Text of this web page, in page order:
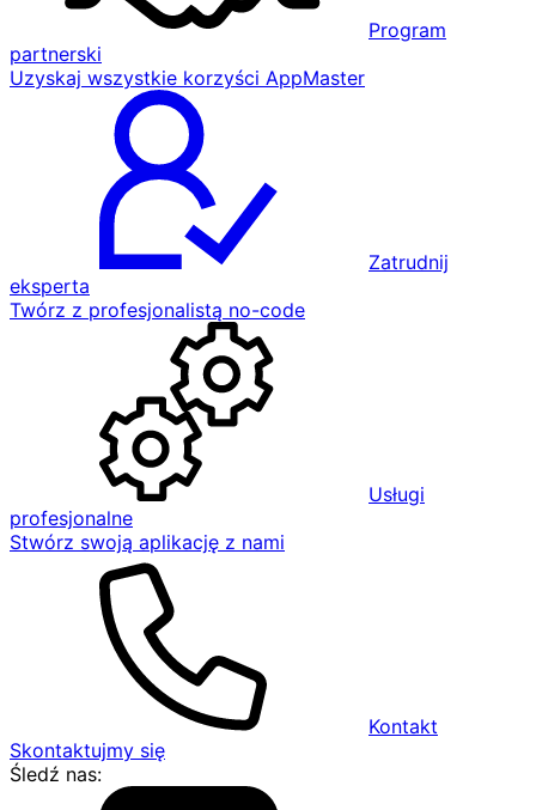
Program
partnerski
Uzyskaj wszystkie korzyści AppMaster
Zatrudnij
eksperta
Twórz z profesjonalistą no-code
Usługi
profesjonalne
Stwórz swoją aplikację z nami
Kontakt
Skontaktujmy się
Śledź nas: